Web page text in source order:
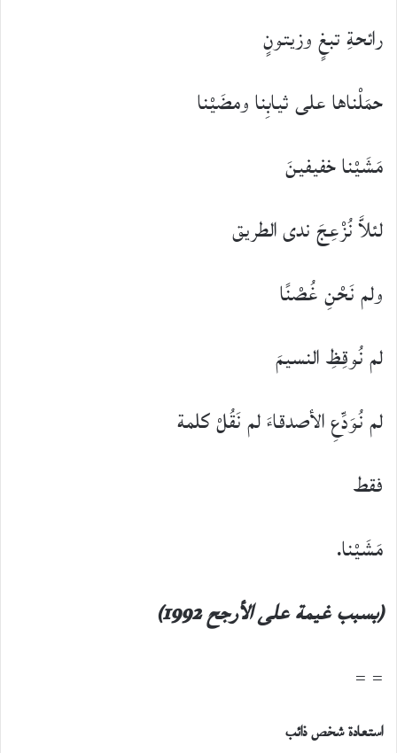
رائحةِ تبغٍ وزيتونٍ
حمَلْناها على ثيابِنا ومضَيْنا
مَشَيْنا خفيفينَ
لئلاَّ نُزْعِجَ ندى الطريق
ولم نَحْنِ غُصْنًا
لم نُوقِظِ النسيمَ
لم نُوَدِّعِ الأصدقاءَ لم نَقُلْ كلمة
فقط
مَشَيْنا.
(بسبب غيمة على الأرجح 1992)
= =
استعادة شخص ذائب